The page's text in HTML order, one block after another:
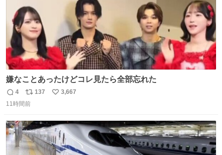
嫌なことあったけどコレ見たら全部忘れた
返
信
4
リ
ポ
ト
数
137
い
数
3,667
11時間前